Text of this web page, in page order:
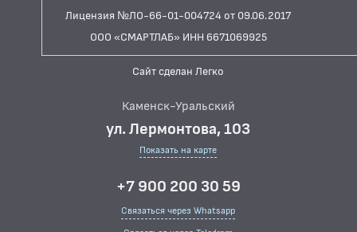
Лицензия №ЛО-66-01-004724 от 09.06.2017
ООО «СМАРТЛАБ» ИНН 6671069925
Сайт сделан Легко
Каменск-Уральский
ул. Лермонтова, 103
Показать на карте
+7 900 200 30 59
Связаться через Whatsapp